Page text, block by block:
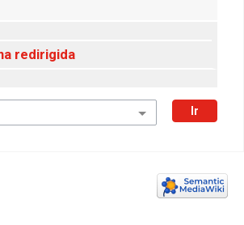
redirigida